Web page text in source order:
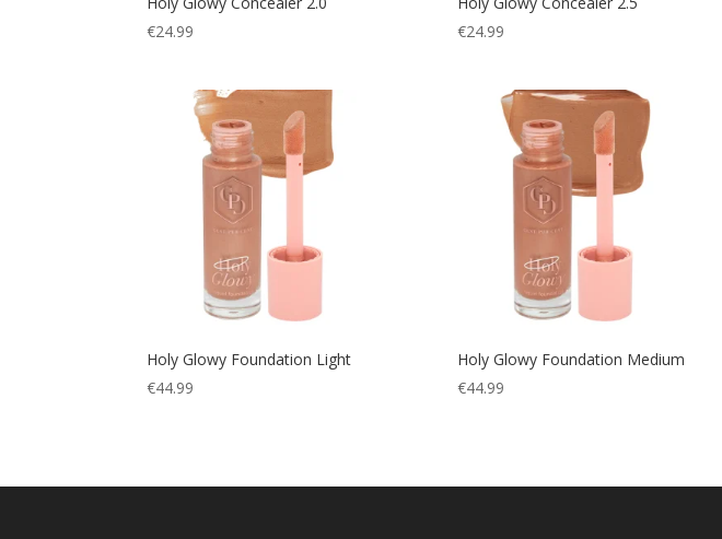
€24.99
€24.99
Holy Glowy Foundation Light
€44.99
Holy Glowy Foundation Medium
€44.99